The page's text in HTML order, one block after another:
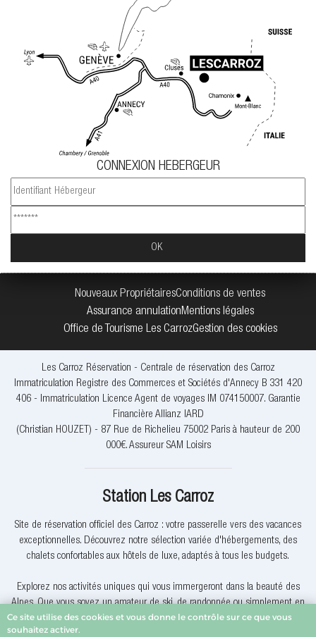
CONNEXION HEBERGEUR
Nouveaux PropriétairesConditions de ventes
Assurance annulationMentions légales
Office de Tourisme Les CarrozGestion des cookies
Les Carroz Réservation - Centrale de réservation des Carroz
Immatriculation Registre des Commerces et Sociétés d'Annecy B 331 420
406 - Immatriculation Licence Agent de voyages IM 074150007. Garantie
Financière Allianz IARD
(Christian HOUZET) - 87 Rue de Richelieu 75002 Paris à hauteur de 200
000€. Assureur SAM Loisirs
Station Les Carroz
Site de réservation officiel des Carroz : votre passerelle vers des vacances
exceptionnelles. Découvrez notre sélection variée d'hébergements, des
chalets confortables aux hôtels de luxe, adaptés à tous les budgets.
Explorez nos activités uniques qui vous immergeront dans la beauté des
Alpes. Que vous soyez un amateur de ski, de randonnée ou simplement en
quête de détente, nous avons quelque chose pour vous.
Ce site utilise des cookies et vous donne le contrôle sur ce que vous
souhaitez activer.